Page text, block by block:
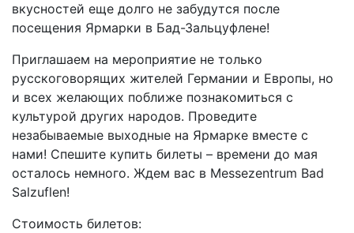
вкусностей еще долго не забудутся после
посещения Ярмарки в Бад-Зальцуфлене!
Приглашаем на мероприятие не только
русскоговорящих жителей Германии и Европы, но
и всех желающих поближе познакомиться с
культурой других народов. Проведите
незабываемые выходные на Ярмарке вместе с
нами! Спешите купить билеты – времени до мая
осталось немного. Ждем вас в Messezentrum Bad
Salzuflen!
Стоимость билетов: